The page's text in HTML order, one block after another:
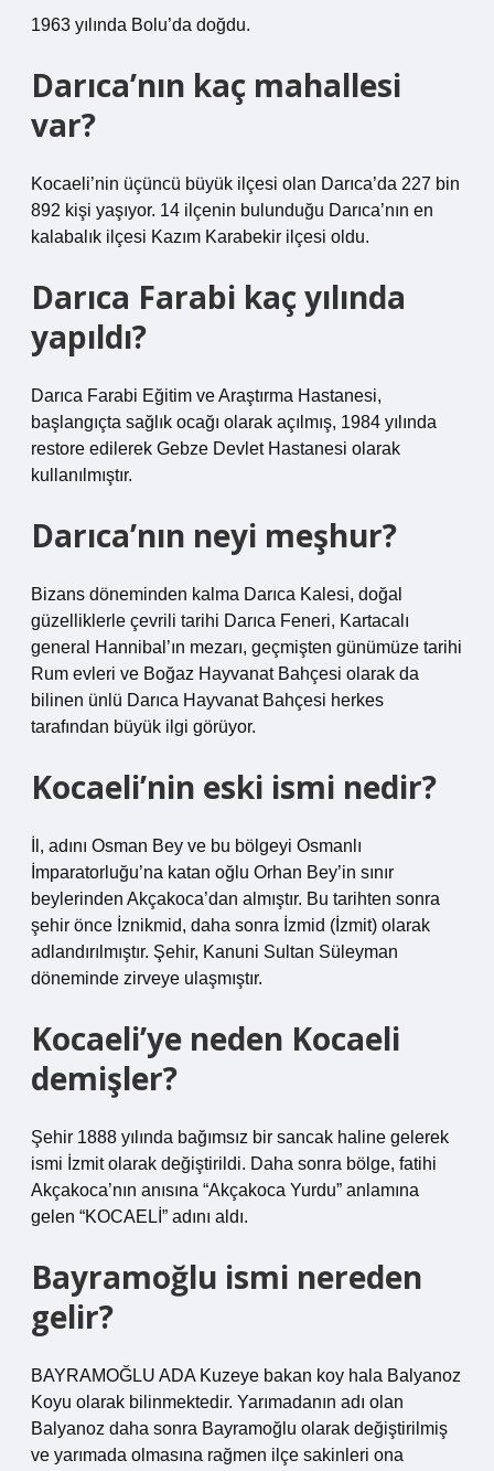
1963 yılında Bolu’da doğdu.
Darıca’nın kaç mahallesi
var?
Kocaeli’nin üçüncü büyük ilçesi olan Darıca’da 227 bin
892 kişi yaşıyor. 14 ilçenin bulunduğu Darıca’nın en
kalabalık ilçesi Kazım Karabekir ilçesi oldu.
Darıca Farabi kaç yılında
yapıldı?
Darıca Farabi Eğitim ve Araştırma Hastanesi,
başlangıçta sağlık ocağı olarak açılmış, 1984 yılında
restore edilerek Gebze Devlet Hastanesi olarak
kullanılmıştır.
Darıca’nın neyi meşhur?
Bizans döneminden kalma Darıca Kalesi, doğal
güzelliklerle çevrili tarihi Darıca Feneri, Kartacalı
general Hannibal’ın mezarı, geçmişten günümüze tarihi
Rum evleri ve Boğaz Hayvanat Bahçesi olarak da
bilinen ünlü Darıca Hayvanat Bahçesi herkes
tarafından büyük ilgi görüyor.
Kocaeli’nin eski ismi nedir?
İl, adını Osman Bey ve bu bölgeyi Osmanlı
İmparatorluğu’na katan oğlu Orhan Bey’in sınır
beylerinden Akçakoca’dan almıştır. Bu tarihten sonra
şehir önce İznikmid, daha sonra İzmid (İzmit) olarak
adlandırılmıştır. Şehir, Kanuni Sultan Süleyman
döneminde zirveye ulaşmıştır.
Kocaeli’ye neden Kocaeli
demişler?
Şehir 1888 yılında bağımsız bir sancak haline gelerek
ismi İzmit olarak değiştirildi. Daha sonra bölge, fatihi
Akçakoca’nın anısına “Akçakoca Yurdu” anlamına
gelen “KOCAELİ” adını aldı.
Bayramoğlu ismi nereden
gelir?
BAYRAMOĞLU ADA Kuzeye bakan koy hala Balyanoz
Koyu olarak bilinmektedir. Yarımadanın adı olan
Balyanoz daha sonra Bayramoğlu olarak değiştirilmiş
ve yarımada olmasına rağmen ilçe sakinleri ona